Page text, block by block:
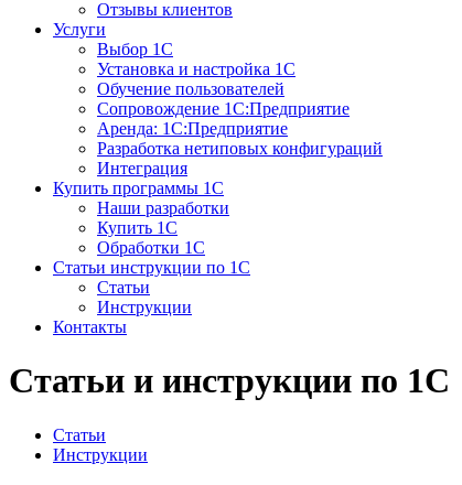
Отзывы клиентов
Услуги
Выбор 1С
Установка и настройка 1С
Обучение пользователей
Сопровождение 1С:Предприятие
Аренда: 1С:Предприятие
Разработка нетиповых конфигураций
Интеграция
Купить программы 1С
Наши разработки
Купить 1С
Обработки 1С
Статьи инструкции по 1С
Статьи
Инструкции
Контакты
Статьи и инструкции по 1С
Статьи
Инструкции